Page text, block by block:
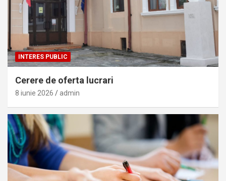
INTERES PUBLIC
Cerere de oferta lucrari
8 iunie 2026 admin